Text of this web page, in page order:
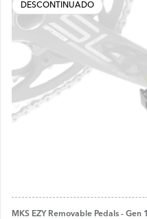
DESCONTINUADO
MKS EZY Removable Pedals - Gen 1